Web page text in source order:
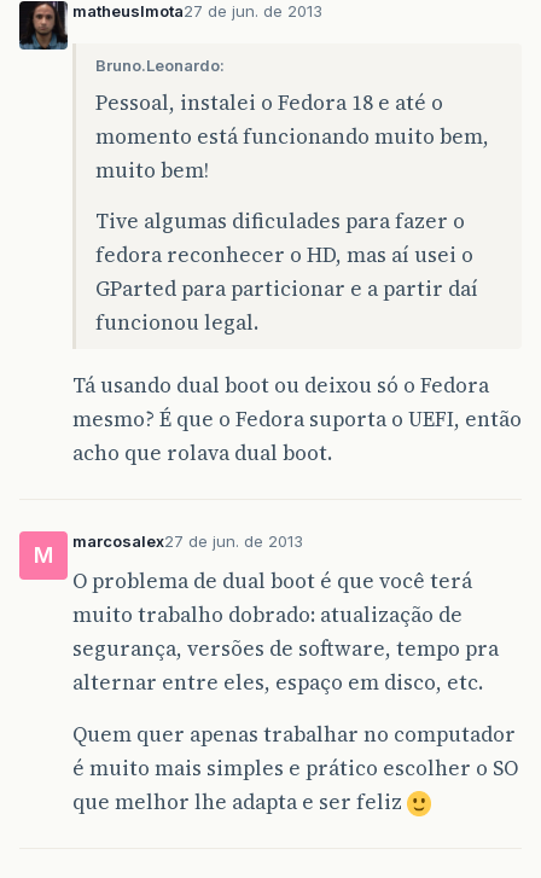
matheuslmota27 de jun. de 2013
Bruno.Leonardo:
Pessoal, instalei o Fedora 18 e até o
momento está funcionando muito bem,
muito bem!
Tive algumas dificulades para fazer o
fedora reconhecer o HD, mas aí usei o
GParted para particionar e a partir daí
funcionou legal.
Tá usando dual boot ou deixou só o Fedora
mesmo? É que o Fedora suporta o UEFI, então
acho que rolava dual boot.
M
marcosalex27 de jun. de 2013
O problema de dual boot é que você terá
muito trabalho dobrado: atualização de
segurança, versões de software, tempo pra
alternar entre eles, espaço em disco, etc.
Quem quer apenas trabalhar no computador
é muito mais simples e prático escolher o SO
que melhor lhe adapta e ser feliz